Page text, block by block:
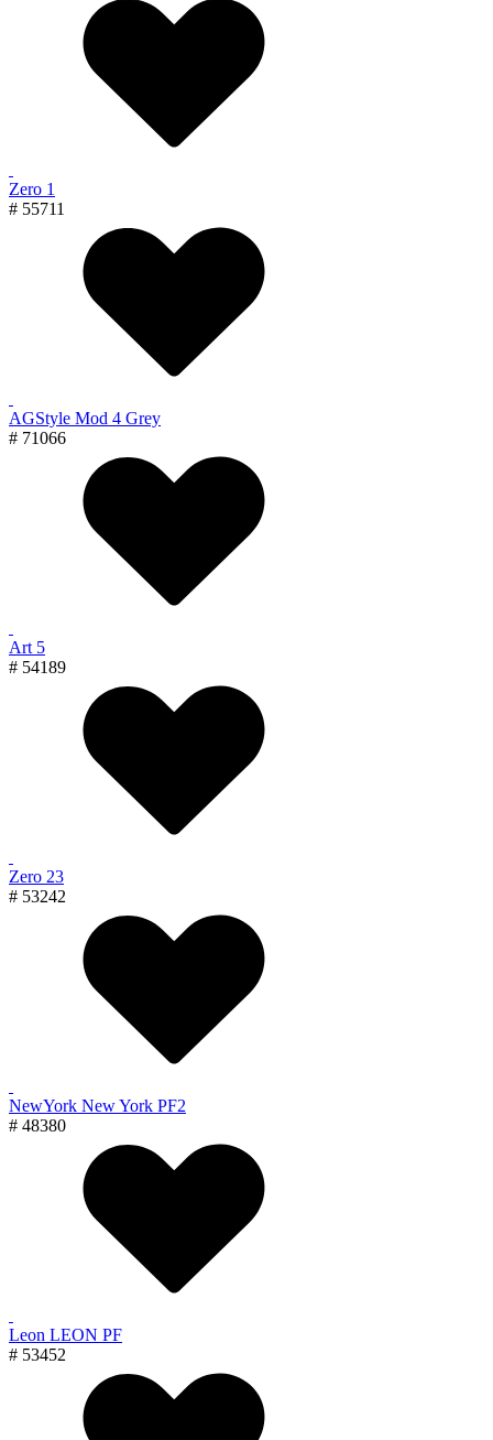
Zero 1
# 55711
AGStyle Mod 4 Grey
# 71066
Art 5
# 54189
Zero 23
# 53242
NewYork New York PF2
# 48380
Leon LEON PF
# 53452